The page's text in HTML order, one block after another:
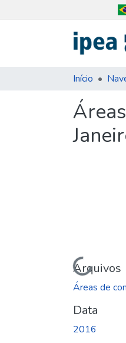
Início
Carregando...
Arquivos
Áreas de
Data
2016